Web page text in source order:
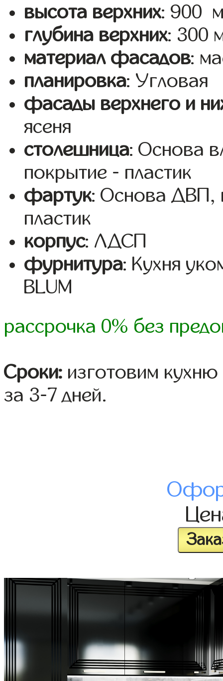
высота верхних: 900
глубина верхних: 300
материал фасадов:
планировка: Угловая
фасады верхнего и
ясеня
столешница: Основа
покрытие - пластик
фартук: Основа ДВП,
пластик
корпус: ЛДСП
фурнитура: Кухня
BLUM
рассрочка 0% без
Сроки: изготовим
за 3-7 дней.